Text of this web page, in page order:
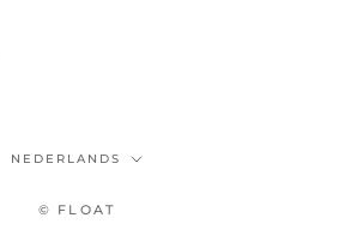
Taal
NEDERLANDS
© FLOAT